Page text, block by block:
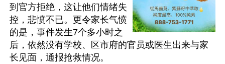
到官方拒绝，这让他们情绪失
控，悲愤不已。更令家长气愤
的是，事件发生7个多小时之
后，依然没有学校、区市府的官员或医生出来与家
长见面，通报抢救情况。